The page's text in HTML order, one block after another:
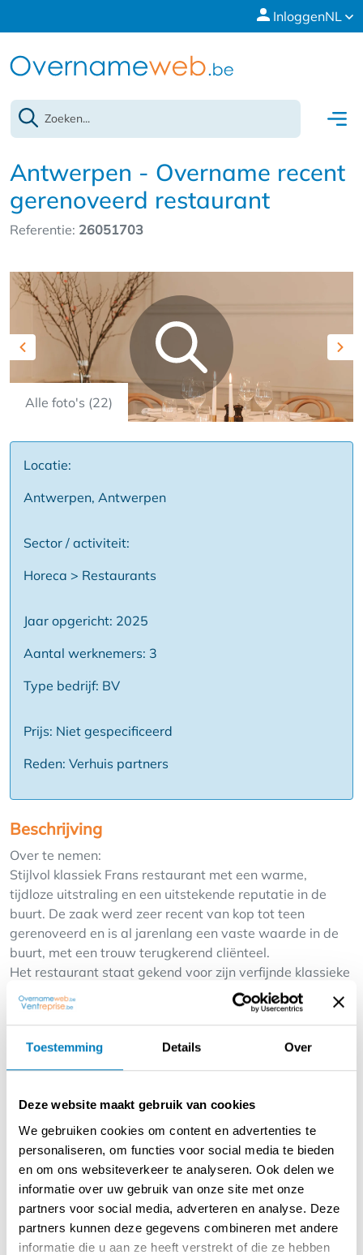
Toestemming Details Over
Deze website maakt gebruik van cookies
We gebruiken cookies om content en advertenties te
personaliseren, om functies voor social media te bieden
en om ons websiteverkeer te analyseren. Ook delen we
informatie over uw gebruik van onze site met onze
partners voor social media, adverteren en analyse. Deze
partners kunnen deze gegevens combineren met andere
informatie die u aan ze heeft verstrekt of die ze hebben
InloggenNL
Antwerpen - Overname recent
gerenoveerd restaurant
Referentie: 26051703
Alle foto's (22)
Previous
Locatie:
Antwerpen, Antwerpen
Sector / activiteit:
Horeca > Restaurants
Jaar opgericht: 2025
Aantal werknemers: 3
Type bedrijf: BV
Prijs: Niet gespecificeerd
Reden: Verhuis partners
Beschrijving
Over te nemen:
Stijlvol klassiek Frans restaurant met een warme,
tijdloze uitstraling en een uitstekende reputatie in de
buurt. De zaak werd zeer recent van kop tot teen
gerenoveerd en is al jarenlang een vaste waarde in de
buurt, met een trouw terugkerend cliënteel.
Het restaurant staat gekend voor zijn verfijnde klassieke
keuken waar kwaliteit en gastvrijheid centraal staan. In
een toegankelijke sfeer genieten gasten van pure
gerechten, zorgvuldig bereid met kwalitatieve producten
en aandacht voor detail. Het concept combineert culinair
vakmanschap met een aangename totaalbeleving waar
De zaak beschikt over een zeer ruime lichtrijke zaal met
ongeveer 50 zitplaatsen en een aangenaam terras met
ongeveer 30 zitplaatsen. Dankzij de grote open ruimtes
biedt het pand tal van mogelijkheden voor
restaurantservice, groepsdiners en zakelijke
ontvangsten.
Strategisch gelegen tussen verschillende kantoren en
bedrijven geniet de zaak van een constante passage en